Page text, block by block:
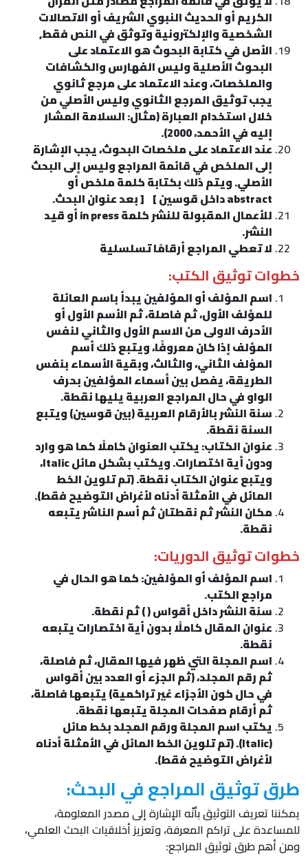
الكريم أو الحديث النبوي الشريف أو الاتصالات
الشخصية والإلكترونية وتوثق في النص فقط,
الأصل في كتابة البحوث هو الاعتماد على
البحوث الأصلية وليس الفهارس والكشافات
والملخصات، وعند الاعتماد على مرجع ثانوي
يجب توثيق المرجع الثانوي وليس الأصلي من
خلال استخدام العبارة (مثال: السلامة المشار
إليه في الأحمد، 2000).
عند الاعتماد على ملخصات البحوث، يجب الإشارة
إلى الملخص في قائمة المراجع وليس إلى البحث
الأصلي. ويتم ذلك بكتابة كلمة ملخص أو
abstract داخل قوسين ] [ بعد عنوان البحث.
للأعمال المقبولة للنشر كلمة in press أو قيد
النشر.
لا تعطي المراجع أرقامًا تسلسلية
خطوات توثيق الكتب:
اسم المؤلف أو المؤلفين يبدأ باسم العائلة
للمؤلف الأول، ثم فاصلة، ثم الأسم الأول أو
الأحرف الاولى من الاسم الأول والثاني لنفس
المؤلف إذا كان معروفًا، ويتبع ذلك أسم
المؤلف الثاني، والثالث، وبقية الأسماء بنفس
الطريقة، يفصل بين أسماء المؤلفين بحرف
الواو في حال المراجع العربية يليها نقطة.
سنة النشر بالأرقام العربية (بين قوسين) ويتبع
السنة نقطة.
عنوان الكتاب: يكتب العنوان كاملًا كما هو وارد
ودون أية اختصارات. ويكتب بشكل مائل Italic،
ويتبع عنوان الكتاب نقطة. (تم تلوين الخط
المائل في الأمثلة أدناه لأغراض التوضيح فقط).
مكان النشر ثم نقطتان ثم أسم الناشر يتبعه
نقطة.
خطوات توثيق الدوريات:
اسم المؤلف أو المؤلفين: كما هو الحال في
مراجع الكتب.
سنة النشر داخل أقواس ( ) ثم نقطة.
عنوان المقال كاملًا بدون أية اختصارات يتبعه
نقطة.
اسم المجلة التي ظهر فيها المقال، ثم فاصلة،
ثم رقم المجلد، (ثم الجزء أو العدد بين أقواس
في حال كون الأجزاء غير تراكمية) يتبعها فاصلة،
ثم أرقام صفحات المجلة يتبعها نقطة.
يكتب اسم المجلة ورقم المجلد بخط مائل
(Italic). (تم تلوين الخط المائل في الأمثلة أدناه
لأغراض التوضيح فقط).
طرق توثيق المراجع في البحث:
يمكننا تعريف التوثيق بأنّه الإشارة إلى مصدر المعلومة،
للمساعدة على تراكم المعرفة، وتعزيز أخلاقيات البحث العلمي،
ومن أهم طرق توثيق المراجع: